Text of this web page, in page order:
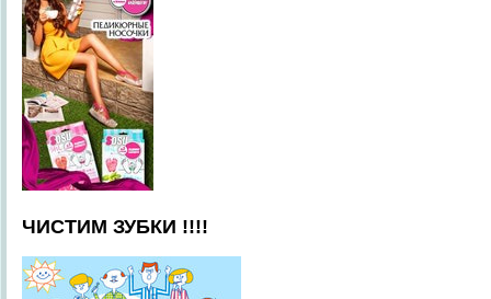
ЧИСТИМ ЗУБКИ !!!!